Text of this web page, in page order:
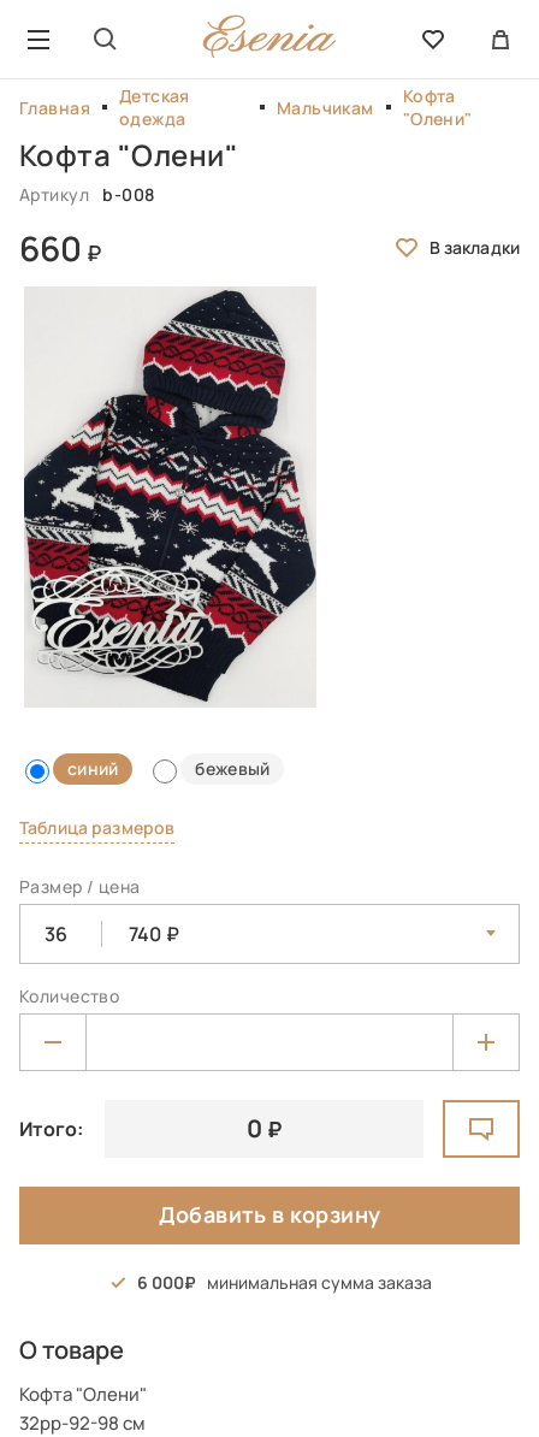
Главная
Детская
одежда
Мальчикам
Кофта
"Олени"
Кофта "Олени"
Артикул b-008
660
синий бежевый
Таблица размеров
Размер / цена
36 740
Количество
Итого: 0
Добавить в корзину
6 000 минимальная сумма заказа
О товаре
Кофта "Олени"
32рр-92-98 см